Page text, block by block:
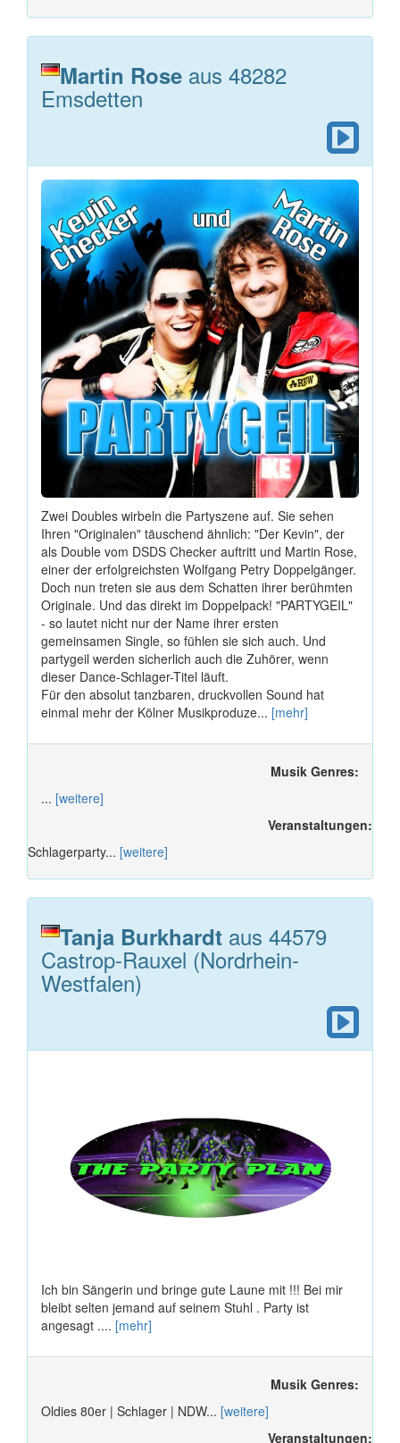
Martin Rose aus 48282
Emsdetten
Zwei Doubles wirbeln die Partyszene auf. Sie sehen
Ihren "Originalen" täuschend ähnlich: "Der Kevin", der
als Double vom DSDS Checker auftritt und Martin Rose,
einer der erfolgreichsten Wolfgang Petry Doppelgänger.
Doch nun treten sie aus dem Schatten ihrer berühmten
Originale. Und das direkt im Doppelpack! "PARTYGEIL"
- so lautet nicht nur der Name ihrer ersten
gemeinsamen Single, so fühlen sie sich auch. Und
partygeil werden sicherlich auch die Zuhörer, wenn
dieser Dance-Schlager-Titel läuft.
Für den absolut tanzbaren, druckvollen Sound hat
einmal mehr der Kölner Musikproduze... [mehr]
Musik Genres:
... [weitere]
Veranstaltungen:
Schlagerparty... [weitere]
Tanja Burkhardt aus 44579
Castrop-Rauxel (Nordrhein-
Westfalen)
Ich bin Sängerin und bringe gute Laune mit !!! Bei mir
bleibt selten jemand auf seinem Stuhl . Party ist
angesagt .... [mehr]
Musik Genres:
Oldies 80er | Schlager | NDW... [weitere]
Veranstaltungen: